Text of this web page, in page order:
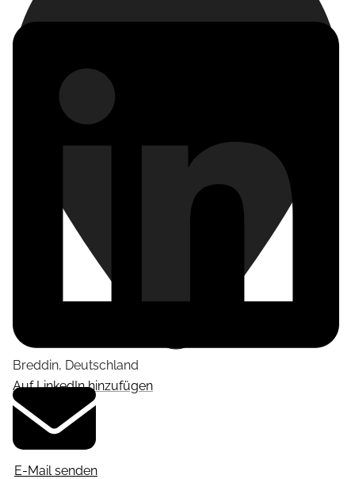
Auf LinkedIn hinzufügen
Breddin, Deutschland
E-Mail senden